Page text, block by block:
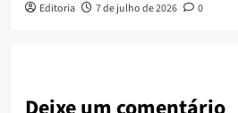
Editoria 7 de julho de 2026 0